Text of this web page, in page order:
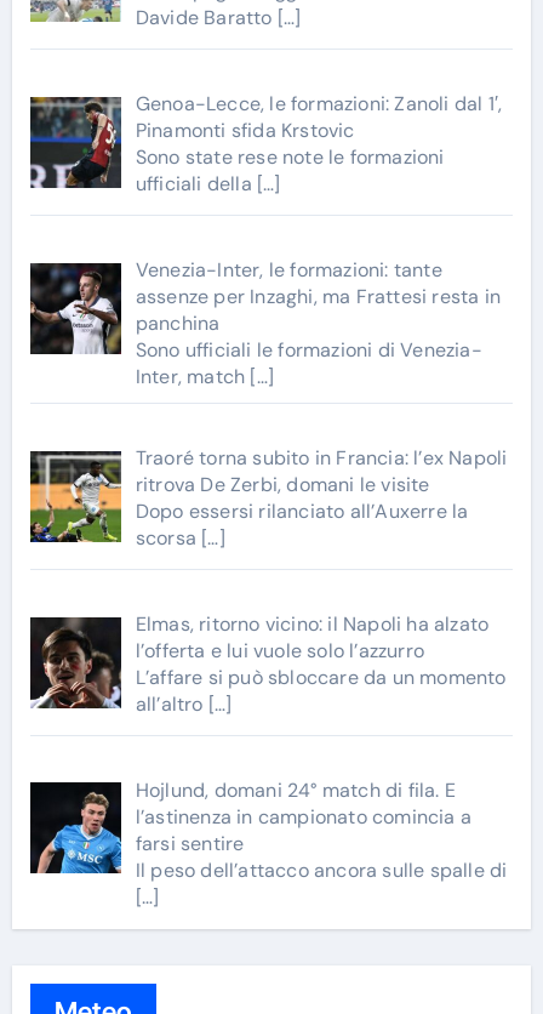
Davide Baratto […]
Genoa-Lecce, le formazioni: Zanoli dal 1′,
Pinamonti sfida Krstovic
Sono state rese note le formazioni
ufficiali della […]
Venezia-Inter, le formazioni: tante
assenze per Inzaghi, ma Frattesi resta in
panchina
Sono ufficiali le formazioni di Venezia-
Inter, match […]
Traoré torna subito in Francia: l’ex Napoli
ritrova De Zerbi, domani le visite
Dopo essersi rilanciato all’Auxerre la
scorsa […]
Elmas, ritorno vicino: il Napoli ha alzato
l’offerta e lui vuole solo l’azzurro
L’affare si può sbloccare da un momento
all’altro […]
Hojlund, domani 24° match di fila. E
l’astinenza in campionato comincia a
farsi sentire
Il peso dell’attacco ancora sulle spalle di
[…]